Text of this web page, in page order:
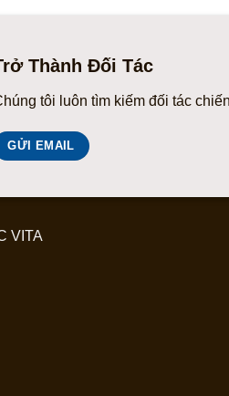
Thành Đối Tác
tôi luôn tìm kiếm đối tác
GỬI EMAIL
VITA